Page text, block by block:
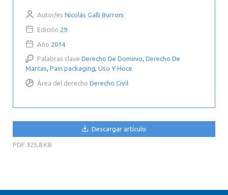
Autor/es Nicolás Galli Burroni
Edición 29
Año 2014
Palabras clave Derecho De Dominio, Derecho De
Marcas,Pain packaging,Uso Y Hoce
Área del derecho Derecho Civil
Descargar artículo
PDF 325,8 KB